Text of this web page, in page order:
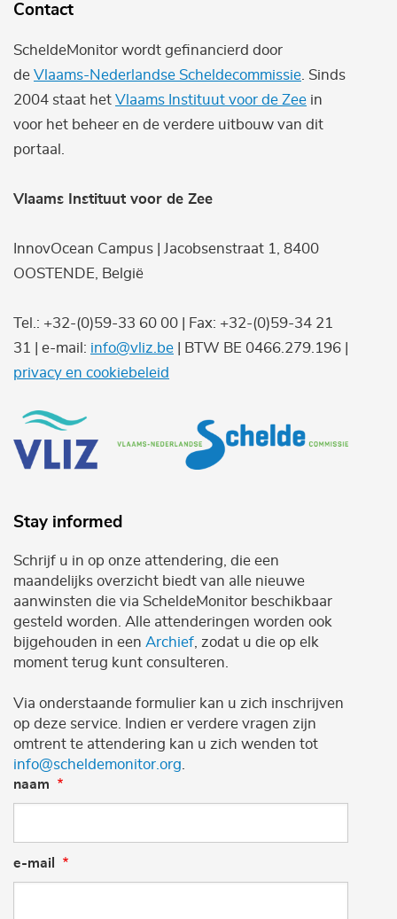
Contact
ScheldeMonitor wordt gefinancierd door
de Vlaams-Nederlandse Scheldecommissie . Sinds
2004 staat het Vlaams Instituut voor de Zee in
voor het beheer en de verdere uitbouw van dit
portaal.
Vlaams Instituut voor de Zee
InnovOcean Campus | Jacobsenstraat 1, 8400
OOSTENDE, België
Tel.: +32-(0)59-33 60 00 | Fax: +32-(0)59-34 21
31 | e-mail: info@vliz.be | BTW BE 0466.279.196 |
privacy en cookiebeleid
Stay informed
Schrijf u in op onze attendering, die een
maandelijks overzicht biedt van alle nieuwe
aanwinsten die via ScheldeMonitor beschikbaar
gesteld worden. Alle attenderingen worden ook
bijgehouden in een Archief , zodat u die op elk
moment terug kunt consulteren.
Via onderstaande formulier kan u zich inschrijven
op deze service. Indien er verdere vragen zijn
omtrent te attendering kan u zich wenden tot
info@scheldemonitor.org
naam
e-mail